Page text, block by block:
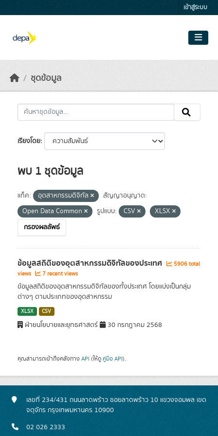
เข้าสู่ระบบ
ชุดข้อมูล
เรียงโดย
พบ 1 ชุดข้อมูล
แท็ค: อุตสาหกรรมดิจิทัล
สัญญาอนุญาต:
Open Data Common
รูปแบบ: CSV
XLSX
กรองผลลัพธ์
ข้อมูลสถิติของอุตสาหกรรมดิจิทัลของประเทศ
5906 total
views
7 recent views
ข้อมูลสถิติของอุตสาหกรรมดิจิทัลของทั้งประเทศ โดยแบ่งเป็นกลุ่ม
ต่างๆ ตามประเภทของอุตสาหกรรม
XLSX CSV
ฝ่ายนโยบายและยุทธศาสตร์ 30 กรกฎาคม 2568
คุณสามารถเข้าถึงคลังทาง API (ให้ดู คู่มือ API).
เลขที่ 234/431 ถนนลาดพร้าว ซอยลาดพร้าว 10 แขวงจอมพล เขต
จตุจักร กรุงเทพมหานคร 10900
02 026 2333